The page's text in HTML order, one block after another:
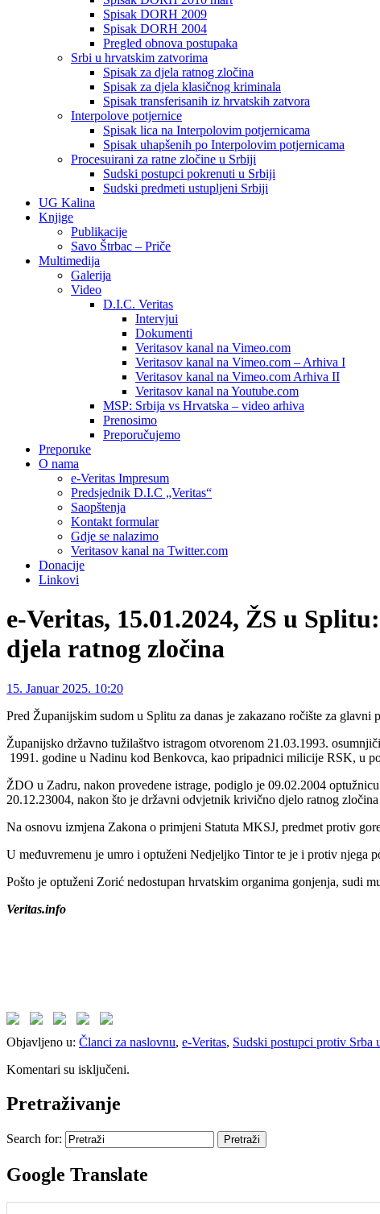
Spisak DORH 2009
Spisak DORH 2004
Pregled obnova postupaka
Srbi u hrvatskim zatvorima
Spisak za djela ratnog zločina
Spisak za djela klasičnog kriminala
Spisak transferisanih iz hrvatskih zatvora
Interpolove potjernice
Spisak lica na Interpolovim potjernicama
Spisak uhapšenih po Interpolovim potjernicama
Procesuirani za ratne zločine u Srbiji
Sudski postupci pokrenuti u Srbiji
Sudski predmeti ustupljeni Srbiji
UG Kalina
Knjige
Publikacije
Savo Štrbac – Priče
Multimedija
Galerija
Video
D.I.C. Veritas
Intervjui
Dokumenti
Veritasov kanal na Vimeo.com
Veritasov kanal na Vimeo.com – Arhiva I
Veritasov kanal na Vimeo.com Arhiva II
Veritasov kanal na Youtube.com
MSP: Srbija vs Hrvatska – video arhiva
Prenosimo
Preporučujemo
Preporuke
O nama
e-Veritas Impresum
Predsjednik D.I.C „Veritas“
Saopštenja
Kontakt formular
Gdje se nalazimo
Veritasov kanal na Twitter.com
Donacije
Linkovi
e-Veritas, 15.01.2024, ŽS u
djela ratnog zločina
15. Januar 2025. 10:20
Pred Županijskim sudom u Splitu za danas je zakazano ročište za
Županijsko državno tužilaštvo istragom otvorenom 21.03.1993.
1991. godine u Nadinu kod Benkovca, kao pripadnici milicije RSK, u
ŽDO u Zadru, nakon provedene istrage, podiglo je 09.02.2004
20.12.23004, nakon što je državni odvjetnik krivično djelo ratnog
Na osnovu izmjena Zakona o primjeni Statuta MKSJ, predmet protiv
U međuvremenu je umro i optuženi Nedjeljko Tintor te je i protiv njega
Pošto je optuženi Zorić nedostupan hrvatskim organima gonjenja, sudi
Veritas.info
Objavljeno u: Članci za naslovnu, e-Veritas, Sudski postupci protiv Srba
Komentari su isključeni.
Pretraživanje
Search for:
Google Translate